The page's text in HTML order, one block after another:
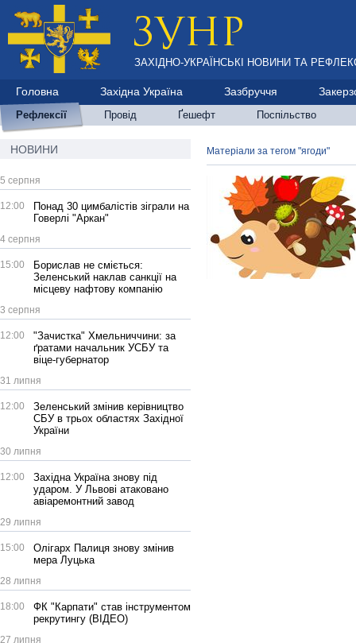
ЗАХІДНО-УКРАЇНСЬКІ НОВИНИ ТА
Головна Західна Україна Зазбруччя
Рефлексії Провід Ґешефт Поспільство
НОВИНИ
5 серпня
12:00
Понад 30 цимбалістів зіграли на
Говерлі "Аркан"
4 серпня
15:00
Борислав не сміється:
Зеленський наклав санкції на
місцеву нафтову компанію
3 серпня
12:00
"Зачистка" Хмельниччини: за
ґратами начальник УСБУ та
віце-губернатор
31 липня
12:00
Зеленський змінив керівництво
СБУ в трьох областях Західної
України
30 липня
12:00
Західна Україна знову під
ударом. У Львові атаковано
авіаремонтний завод
29 липня
15:00
Олігарх Палиця знову змінив
мера Луцька
28 липня
18:00
ФК "Карпати" став інструментом
рекрутингу (ВІДЕО)
27 липня
Матеріали за тегом "ягоди"